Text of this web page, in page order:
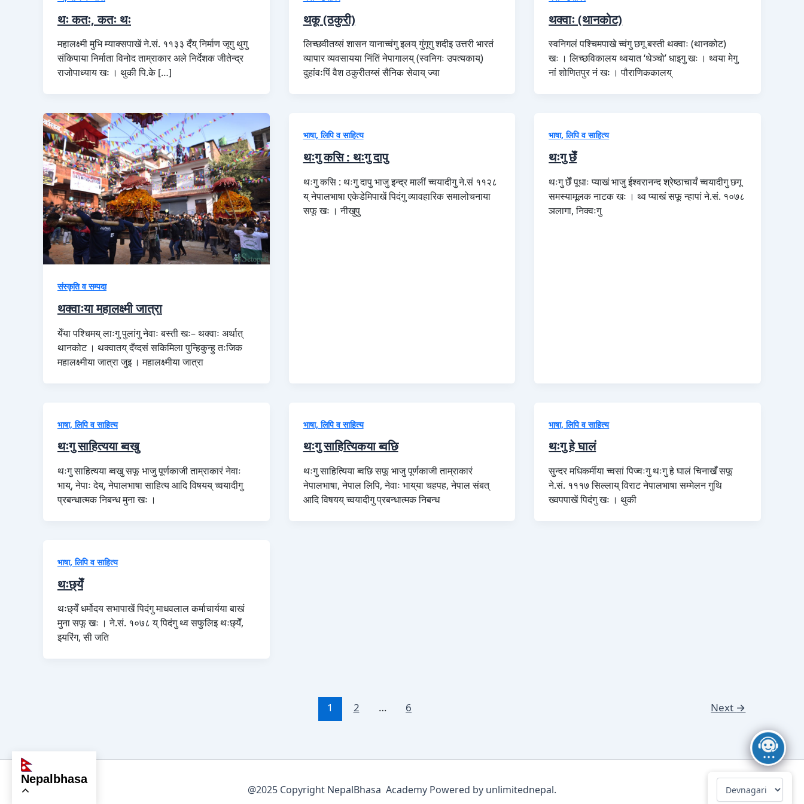
थः कतः, कतः थः
महालक्ष्मी मुभि म्याक्सपाखें ने.सं. ११३३ दँय्‌ निर्माण जूगु थुगु
संकिपाया निर्माता विनोद ताम्राकार अले निर्देशक जीतेन्द्र
राजोपाध्याय खः । थुकी पि.के […]
थकू (ठकुरी)
लिच्छवीतय्सं शासन यानाच्वंगु इलय् गुंगूगु शदीइ उत्तरी भारतं
व्यापार व्यवसायया निंतिं नेपागालय् (स्वनिगः उपत्यकाय्)
दुहांवःपिं वैश ठकुरीतय्सं सैनिक सेवाय् ज्या
थक्वाः (थानकोट)
स्वनिगलं पश्चिमपाखे च्वंगु छगू बस्ती थक्वाः (थानकोट)
खः । लिच्छविकालय थ्वयात ‘थेञ्चो’ धाइगु खः । थ्वया मेगु
नां शोणितपुर नं खः । पौराणिककालय्
संस्कृति व सम्पदा
थक्वाःया महालक्ष्मी जात्रा
येँया पश्चिमय् लाःगु पुलांगु नेवाः बस्ती खः– थक्वाः अर्थात्
थानकोट । थक्वातय् दँय्दसं सकिमिला पुन्हिकुन्हु तःजिक
महालक्ष्मीया जात्रा जुइ । महालक्ष्मीया जात्रा
भाषा, लिपि व साहित्य
थःगु कसि : थःगु दापु
थःगु कसि : थःगु दापु भाजु इन्द्र मालीं च्वयादीगु ने.सं ११२८
य् नेपालभाषा एकेडेमिपाखें पिदंगु व्यावहारिक समालोचनाया
सफू खः । नीखुपु
भाषा, लिपि व साहित्य
थःगु छेँ
थःगु छेँ पूधाः प्याखं भाजु ईश्वरानन्द श्रेष्ठाचार्यं च्वयादीगु छगू
समस्यामूलक नाटक खः । थ्व प्याखं सफू न्हापां ने.सं. १०७८
ञलागा, निक्वःगु
भाषा, लिपि व साहित्य
थःगु साहित्यया ब्वखु
थःगु साहित्यया ब्वखु सफू भाजु पूर्णकाजी ताम्राकारं नेवाः
भाय्, नेपाः देय्, नेपालभाषा साहित्य आदि विषयय् च्वयादीगु
प्रबन्धात्मक निबन्ध मुना खः ।
भाषा, लिपि व साहित्य
थःगु साहित्यिकया ब्वछि
थःगु साहित्यिया ब्वछि सफू भाजु पूर्णकाजी ताम्राकारं
नेपालभाषा, नेपाल लिपि, नेवाः भाय्‌या चहपह, नेपाल संबत्
आदि विषयय् च्वयादीगु प्रबन्धात्मक निबन्ध
भाषा, लिपि व साहित्य
थःगु हे घालं
सुन्दर मधिकर्मीया च्वसां पिज्वःगु थःगु हे घालं चिनाखँ सफू
ने.सं. १११७ सिल्लाय् विराट नेपालभाषा सम्मेलन गुथि
ख्वपपाखें पिदंगु खः । थुकी
भाषा, लिपि व साहित्य
थःछ्येँ
थःछ्येँ धर्मोदय सभापाखें पिदंगु माधवलाल कर्माचार्यया बाखं
मुना सफू खः । ने.सं. १०७८ य् पिदंगु थ्व सफुलिइ थःछ्येँ,
इयरिंग, सी जति
1 2 … 6 Next →
@2025 Copyright NepalBhasa Academy Powered by unlimitednepal.
nepalbhasa